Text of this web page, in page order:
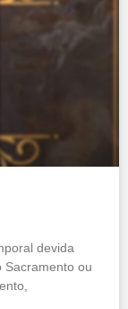
devida
Sacramento ou